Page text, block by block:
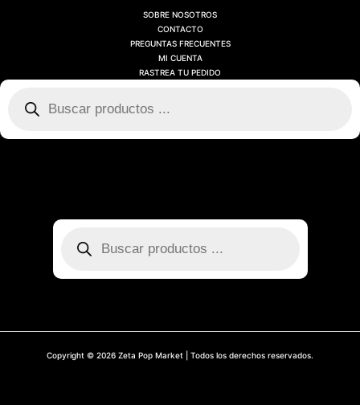
SOBRE NOSOTROS
CONTACTO
PREGUNTAS FRECUENTES
MI CUENTA
RASTREA TU PEDIDO
Búsqueda
Búsqueda
Copyright © 2026 Zeta Pop Market | Todos los derechos reservados.